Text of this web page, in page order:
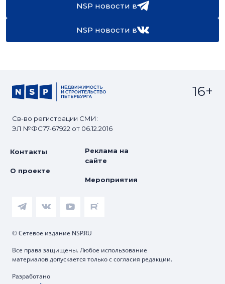
NSP новости в
NSP новости в
Св-во регистрации СМИ:
ЭЛ №ФС77-67922 от 06.12.2016
16+
Контакты
О проекте
Реклама на
сайте
Мероприятия
© Сетевое издание NSP.RU
Все права защищены. Любое использование
материалов допускается только с согласия редакции.
Разработано